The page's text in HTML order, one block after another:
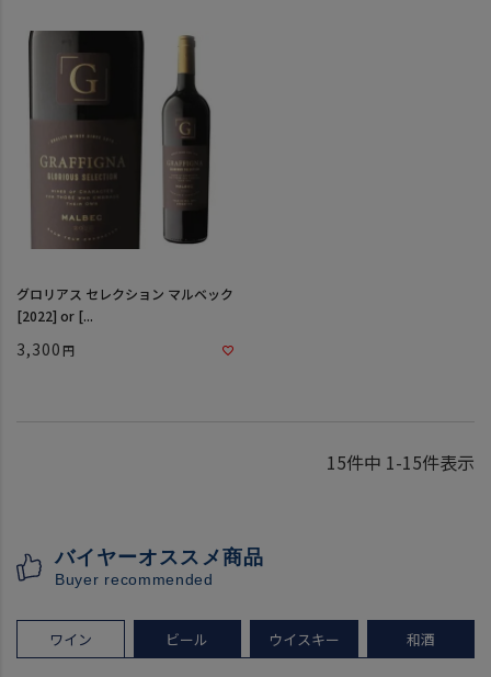
グロリアス セレクション マルベック
[2022] or [...
3,300
15件中 1-15件表示
バイヤーオススメ商品
Buyer recommended
ワイン ビール ウイスキー 和酒